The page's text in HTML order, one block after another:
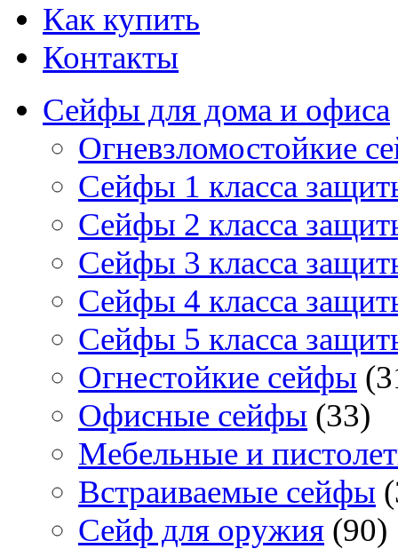
Как купить
Контакты
Сейфы для дома и офиса
Огневзломостойкие
Сейфы 1 класса
Сейфы 2 класса
Сейфы 3 класса
Сейфы 4 класса
Сейфы 5 класса
Огнестойкие сейфы
Офисные сейфы (33)
Мебельные и
Встраиваемые сейфы
Сейф для оружия (90)